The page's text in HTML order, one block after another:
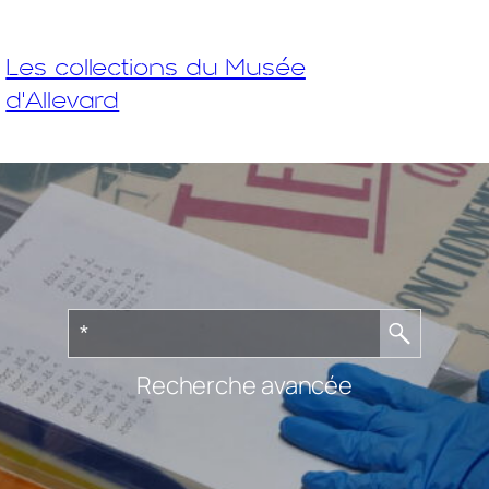
Les collections du Musée
d'Allevard
Recherche avancée